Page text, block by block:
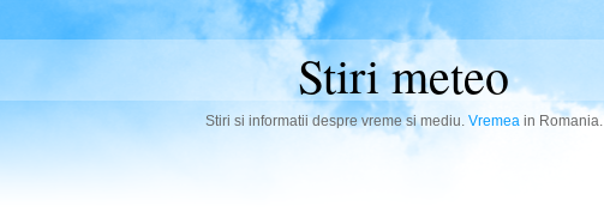
Stiri meteo
Stiri si informatii despre vreme si mediu. Vremeain Romania.